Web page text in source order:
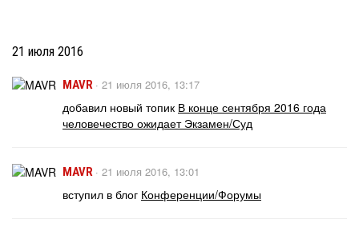
21 июля 2016
MAVR · 21 июля 2016, 13:17
добавил новый топик В конце сентября 2016 года
человечество ожидает Экзамен/Суд
MAVR · 21 июля 2016, 13:01
вступил в блог Конференции/Форумы